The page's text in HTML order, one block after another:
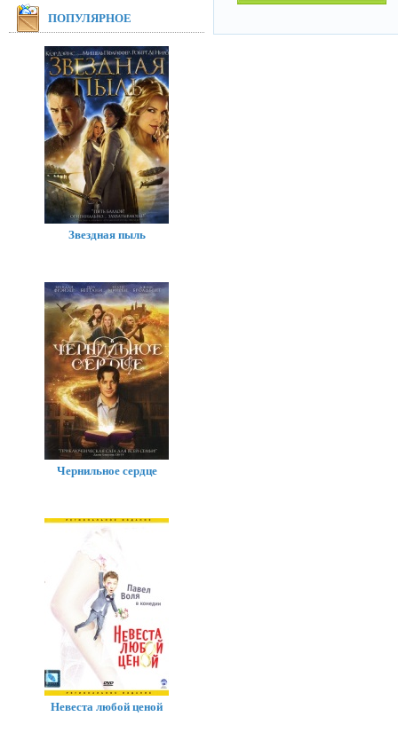
ПОПУЛЯРНОЕ
Звездная пыль
Чернильное сердце
Невеста любой ценой